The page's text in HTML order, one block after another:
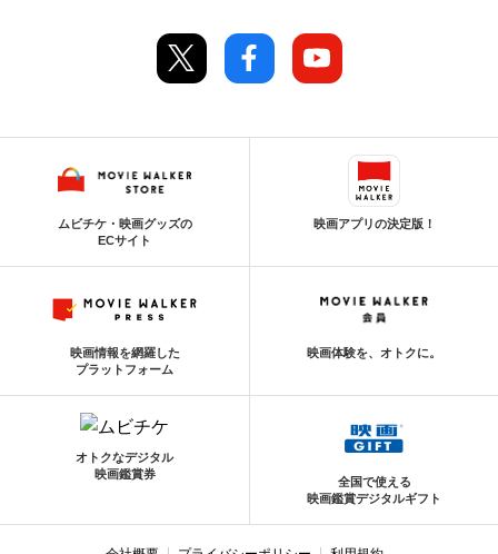
ムビチケ・映画グッズの
ECサイト
映画アプリの決定版！
映画情報を網羅した
プラットフォーム
映画体験を、オトクに。
オトクなデジタル
映画鑑賞券
全国で使える
映画鑑賞デジタルギフト